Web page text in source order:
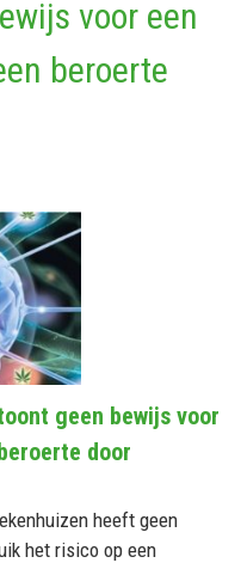
voor een
beroerte
geen bewijs voor
door
heeft geen
het risico op een